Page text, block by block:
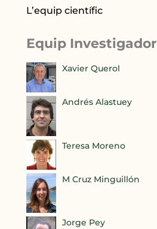
L’equip científic
Equip Investigador
Xavier Querol
Andrés Alastuey
Teresa Moreno
M Cruz Minguillón
Jorge Pey